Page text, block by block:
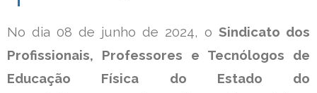
No dia 08 de junho de 2024, o Sindicato dos
Profissionais, Professores e Tecnólogos de
Educação Física do Estado do